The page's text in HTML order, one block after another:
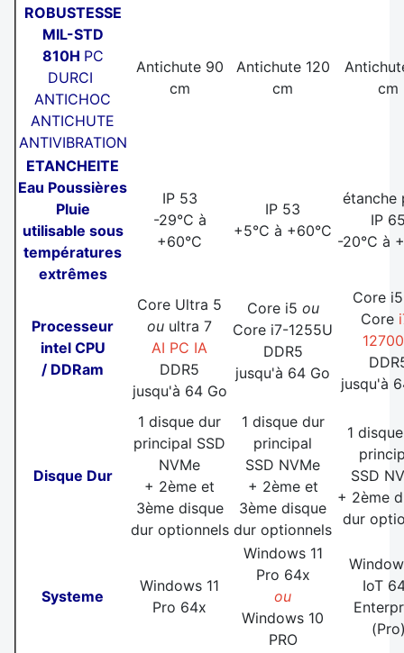
ROBUSTESSE
MIL-STD
810H PC
DURCI
ANTICHOC
ANTICHUTE
ANTIVIBRATION
Antichute 90
cm
Antichute 120
cm
cm
ETANCHEITE
Eau Poussières
Pluie
utilisable sous
températures
extrêmes
IP 53
-29°C à
+60°C
IP 53
+5°C à +60°C
étanche
IP
-20°C à
Processeur
intel CPU
/ DDRam
Core Ultra 5
ou ultra 7
AI PC IA
DDR5
jusqu'à 64 Go
Core i5 ou
Core i7-1255U
DDR5
jusqu'à 64 Go
Core
Core
jusqu'à
Disque Dur
1 disque dur
principal SSD
NVMe
+ 2ème et
3ème disque
dur optionnels
1 disque dur
principal
SSD NVMe
+ 2ème et
3ème disque
dur optionnels
1
SSD
+ 2ème
dur
Systeme
Windows 11
Pro 64x
Windows 11
Pro 64x
ou
Windows 10
PRO
IoT